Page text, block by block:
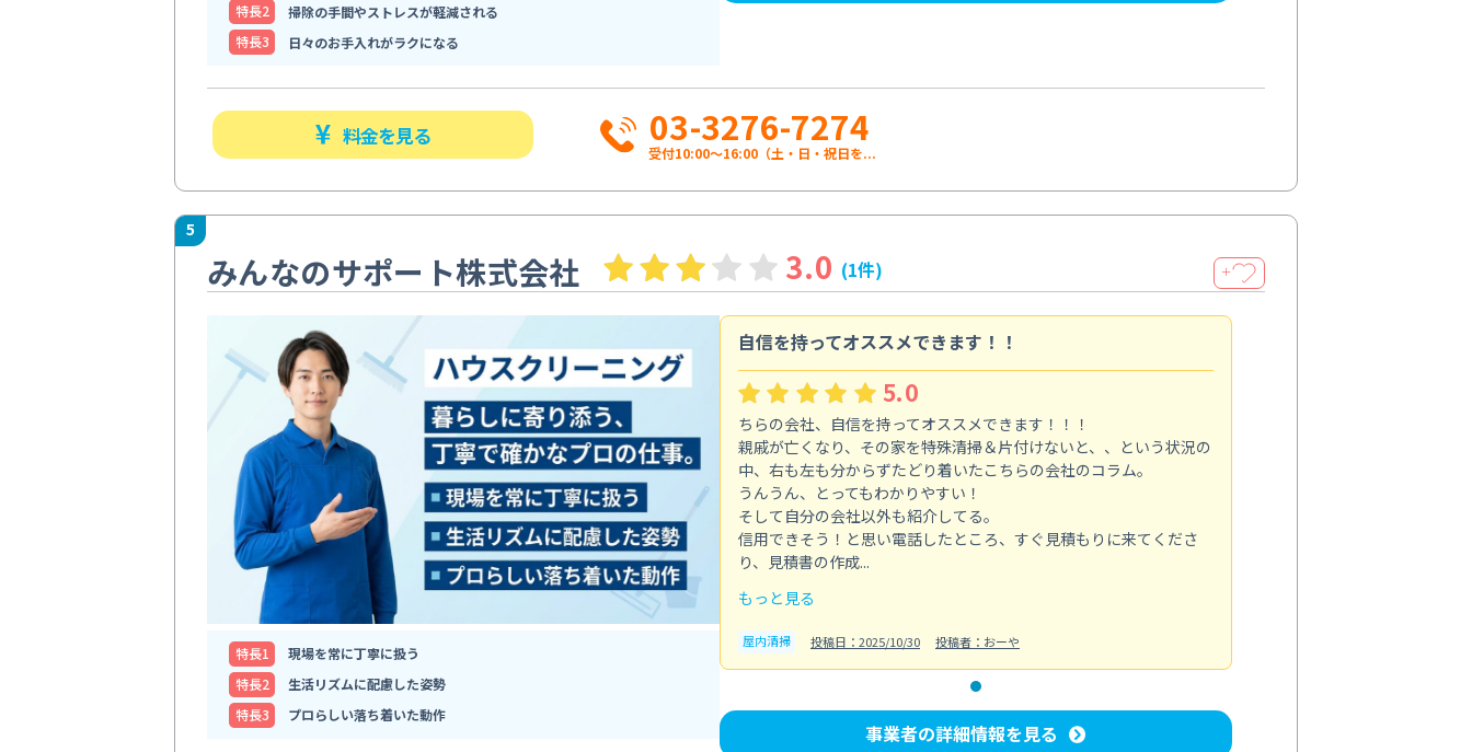
特⻑2
掃除の手間やストレスが軽減される
特⻑3
日々のお手入れがラクになる
料金を見る 03-3276-7274
受付10:00〜16:00（土・日・祝日を...
5
みんなのサポート株式会社 3.0 (1件) ＋
特⻑1
現場を常に丁寧に扱う
特⻑2
生活リズムに配慮した姿勢
特⻑3
プロらしい落ち着いた動作
自信を持ってオススメできます！！
5.0
ちらの会社、自信を持ってオススメできます！！！
親戚が亡くなり、その家を特殊清掃＆片付けないと、、という状況の
中、右も左も分からずたどり着いたこちらの会社のコラム。
うんうん、とってもわかりやすい！
そして自分の会社以外も紹介してる。
信用できそう！と思い電話したところ、すぐ見積もりに来てくださ
り、見積書の作成...
もっと見る
屋内清掃 投稿日：2025/10/30 投稿者：おーや
事業者の詳細情報を見る